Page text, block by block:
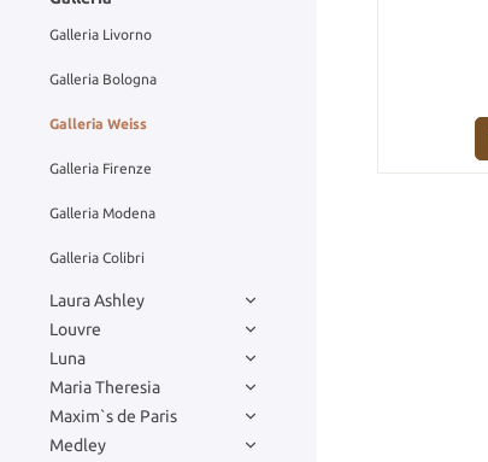
Galleria Livorno
Galleria Bologna
Galleria Weiss
Galleria Firenze
Galleria Modena
Galleria Colibri
Laura Ashley
Louvre
Luna
Maria Theresia
Maxim`s de Paris
Medley